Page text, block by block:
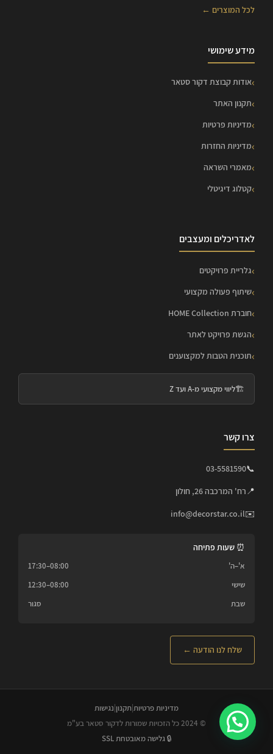
לכל המוצרים ←
מידע שימושי
אודות קבוצת דקור סטאר
תקנון האתר
מדיניות פרטיות
מדיניות החזרות
מאמרי השראה
קטלוג דיגיטלי
לאדריכלים ומעצבים
גלריית פרויקטים
שיתוף פעולה מקצועי
חוברת HOME Collection
הגשת פרויקט לאתר
תוכנית הטבות למקצוענים
🏗️ליווי מקצועי מ-A ועד Z
צרו קשר
📞
03-5581590
📍 רח' המרכבה 26, חולון
✉️
info@decorstar.co.il
⏰ שעות פתיחה
א'–ה'
08:00–17:30
שישי
08:00–12:30
שבת
סגור
שלח לנו הודעה ←
מדיניות פרטיותתקנון נגישות
© 2024 כל הזכויות שמורות לדקור סטאר בע"מ
🔒 גלישה מאובטחת SSL